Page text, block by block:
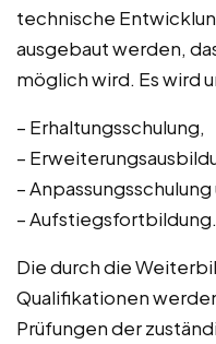
technische
ausgebaut werden,
möglich wird. Es wird
– Erhaltungsschulung,
–
– Anpassungsschulung
– Aufstiegsfortbildung.
Die durch die
Qualifikationen
Prüfungen der